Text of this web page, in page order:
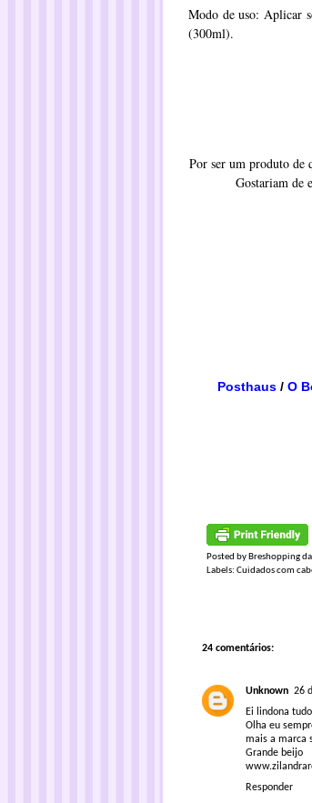
Modo de uso: Aplicar
(300ml).
Por ser um produto de
Gostariam de
Posthaus / O
Posted by Breshopping
Labels: Cuidados com
24 comentários:
Unknown 26
Ei lindona
Olha eu
mais a marca
Grande beijo
Responder